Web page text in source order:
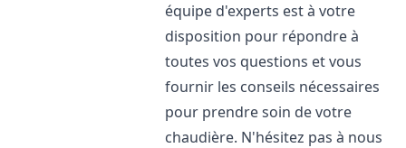
équipe d'experts est à votre
disposition pour répondre à
toutes vos questions et vous
fournir les conseils nécessaires
pour prendre soin de votre
chaudière. N'hésitez pas à nous